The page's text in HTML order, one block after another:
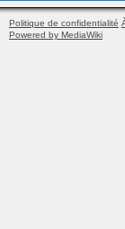
Politique de confidentialité
Powered by MediaWiki